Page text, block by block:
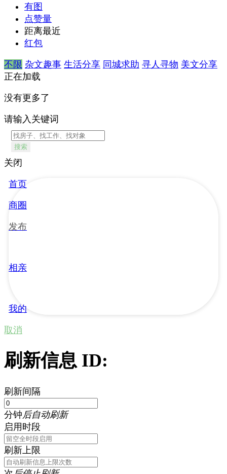
有图
点赞量
距离最近
红包
不限 杂文趣事 生活分享 同城求助 寻人寻物 美文分享
正在加载
没有更多了
请输入关键词
搜索
关闭
首页
商圈
发布
相亲
我的
取消
刷新信息 ID:
刷新间隔
分钟后自动刷新
启用时段
刷新上限